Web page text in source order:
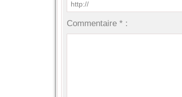
Commentaire * :